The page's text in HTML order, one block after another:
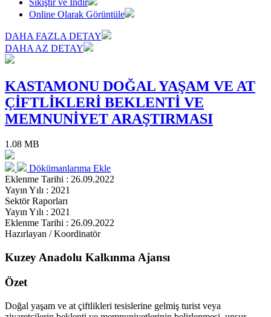
Online Olarak Görüntüle
DAHA FAZLA DETAY
DAHA AZ DETAY
KASTAMONU DOĞAL YAŞAM VE AT
ÇİFTLİKLERİ BEKLENTİ VE
MEMNUNİYET ARAŞTIRMASI
1.08 MB
Dökümanlarıma Ekle
Eklenme Tarihi : 26.09.2022
Yayın Yılı : 2021
Sektör Raporları
Yayın Yılı : 2021
Eklenme Tarihi : 26.09.2022
Hazırlayan / Koordinatör
Kuzey Anadolu Kalkınma Ajansı
Özet
Doğal yaşam ve at çiftlikleri tesislerine gelmiş turist veya